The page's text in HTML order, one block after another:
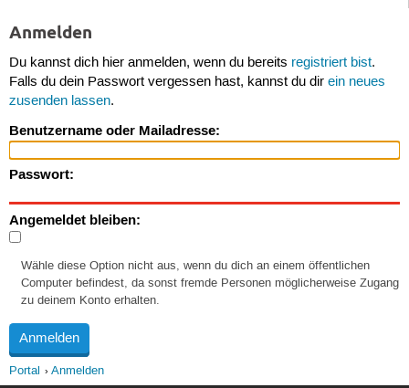
Anmelden
Du kannst dich hier anmelden, wenn du bereits registriert bist.
Falls du dein Passwort vergessen hast, kannst du dir ein neues
zusenden lassen.
Benutzername oder Mailadresse:
Passwort:
Angemeldet bleiben:
Wähle diese Option nicht aus, wenn du dich an einem öffentlichen
Computer befindest, da sonst fremde Personen möglicherweise Zugang
zu deinem Konto erhalten.
Portal Anmelden